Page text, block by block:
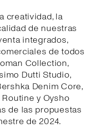
creatividad, la
de nuestras
integrados,
de todos
Collection,
Dutti Studio,
Denim Core,
y Oysho
de las propuestas
de 2024.